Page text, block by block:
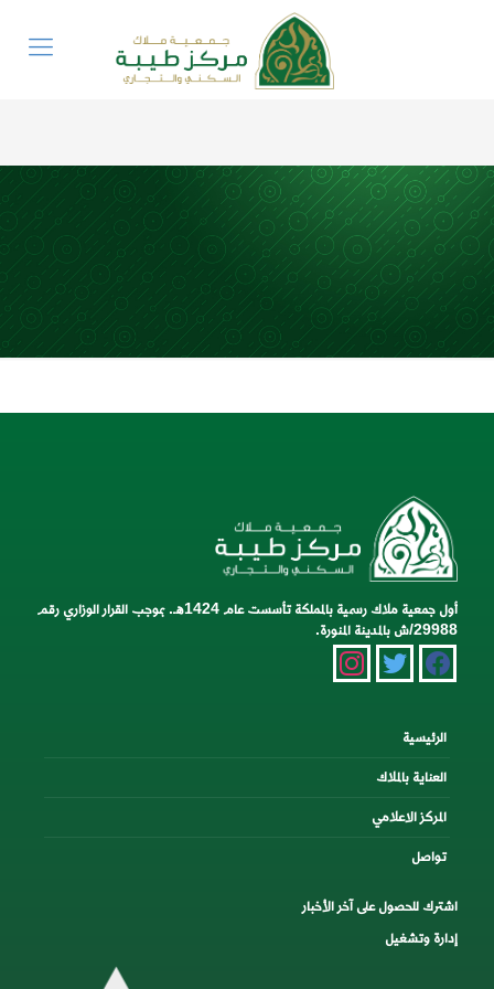
أول جمعية ملاك رسمية بالمملكة تأسست عام 1424هـ. بموجب القرار الوزاري رقم
29988/ش بالمدينة المنورة.
facebook
twitter
instagram
الرئيسية
العناية بالملاك
المركز الاعلامي
تواصل
اشترك للحصول على آخر الأخبار
إدارة وتشغيل